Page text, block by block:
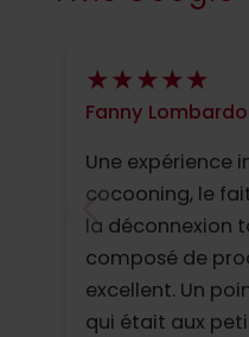
Fanny Lombardo
Une expérience
cocooning, le
la déconnexion
composé de
excellent. Un
qui était aux